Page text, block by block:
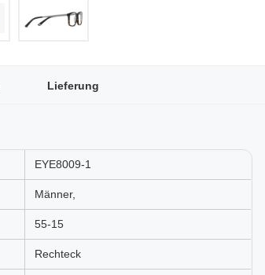
Lieferung
EYE8009-1
Männer,
55-15
Rechteck